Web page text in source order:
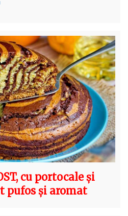
cu portocale și
pufos și aromat